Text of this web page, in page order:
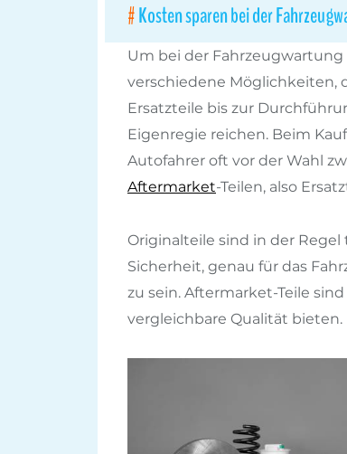
Kosten sparen bei der
Um bei der Fahrzeugwartung
verschiedene Möglichkeiten,
Ersatzteile bis zur
Eigenregie reichen. Beim
Autofahrer oft vor der Wahl
Aftermarket-Teilen, also
Originalteile sind in der
Sicherheit, genau für das
zu sein. Aftermarket-Teile
vergleichbare Qualität bieten.